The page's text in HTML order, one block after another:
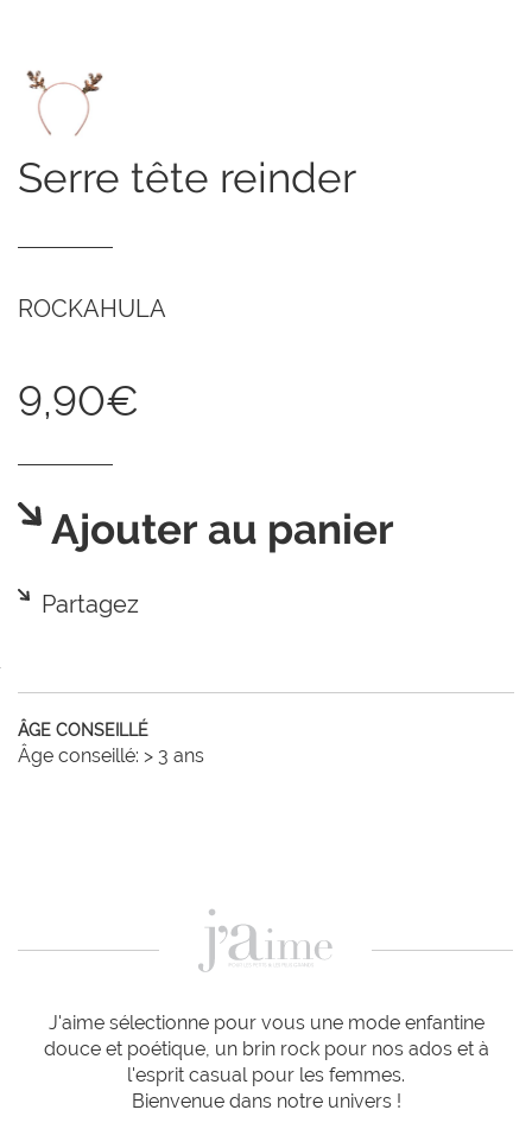
serre tête reinder
ROCKAHULA
9,90€
Ajouter au panier
Partagez
ÂGE CONSEILLÉ
Âge conseillé: > 3 ans
J'aime sélectionne pour vous une mode enfantine
douce et poétique, un brin rock pour nos ados et à
l'esprit casual pour les femmes.
Bienvenue dans notre univers !